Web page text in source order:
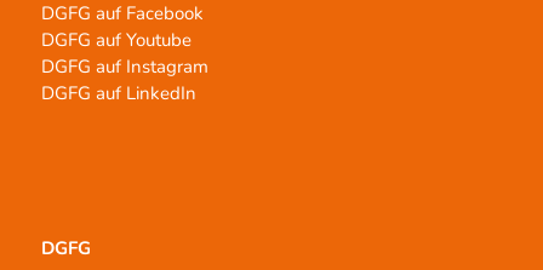
DGFG auf Facebook
DGFG auf Youtube
DGFG auf Instagram
DGFG auf LinkedIn
DGFG